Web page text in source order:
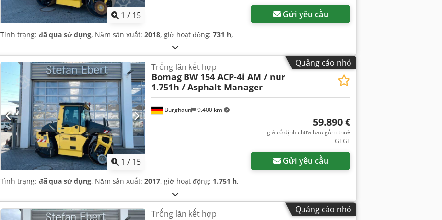
1 / 15 Gửi yêu cầu
Tình trạng: đã qua sử dụng, Năm sản xuất: 2018, giờ hoạt động: 731 h,
Quảng cáo nhỏ
1 / 15
Burghaun 9.400 km
Trống lăn kết hợp
Bomag BW 154 ACP-4i AM / nur
1.751h / Asphalt Manager
59.890 €
giá cố định chưa bao gồm thuế
GTGT
Gửi yêu cầu
Tình trạng: đã qua sử dụng, Năm sản xuất: 2017, giờ hoạt động: 1.751 h,
Quảng cáo nhỏ
Trống lăn kết hợp